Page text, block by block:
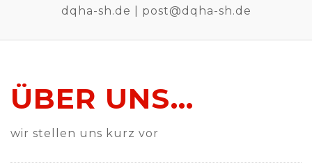
dqha-sh.de | post@dqha-sh.de
ÜBER UNS…
wir stellen uns kurz vor